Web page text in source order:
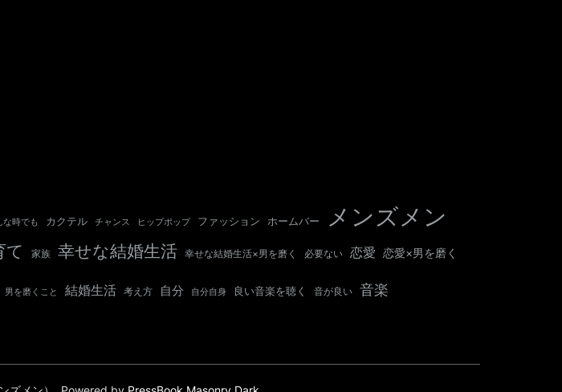
な時でも カクテル チャンス ヒップポップ ファッション ホームバー メンズメン
て 家族 幸せな結婚生活 幸せな結婚生活×男を磨く 必要ない 恋愛 恋愛×男を磨く
男を磨くこと 結婚生活 考え方 自分 自分自身 良い音楽を聴く 音が良い 音楽